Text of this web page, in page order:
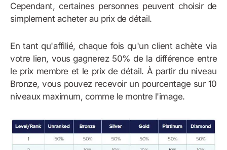
Cependant, certaines personnes peuvent choisir de
simplement acheter au prix de détail.
En tant qu'affilié, chaque fois qu'un client achète via
votre lien, vous gagnerez 50% de la différence entre
le prix membre et le prix de détail. À partir du niveau
Bronze, vous pouvez recevoir un pourcentage sur 10
niveaux maximum, comme le montre l'image.